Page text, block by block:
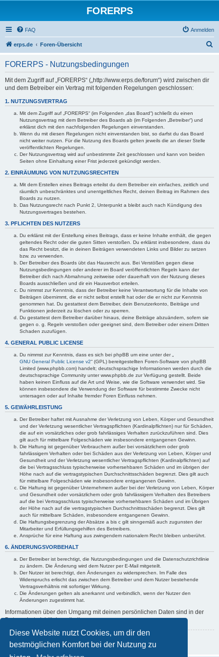
Diese Website nutzt Cookies, um dir den
bestmöglichen Komfort bei der Nutzung zu
FORERPS
FAQ Anmelden
erps.de Foren-Übersicht
FORERPS - Nutzungsbedingungen
Mit dem Zugriff auf „FORERPS“ („http://www.erps.de/forum“) wird zwischen dir
und dem Betreiber ein Vertrag mit folgenden Regelungen geschlossen:
1. NUTZUNGSVERTRAG
Mit dem Zugriff auf „FORERPS“ (im Folgenden „das Board“) schließt du einen
Nutzungsvertrag mit dem Betreiber des Boards ab (im Folgenden „Betreiber“) und
erklärst dich mit den nachfolgenden Regelungen einverstanden.
Wenn du mit diesen Regelungen nicht einverstanden bist, so darfst du das Board
nicht weiter nutzen. Für die Nutzung des Boards gelten jeweils die an dieser Stelle
veröffentlichten Regelungen.
Der Nutzungsvertrag wird auf unbestimmte Zeit geschlossen und kann von beiden
Seiten ohne Einhaltung einer Frist jederzeit gekündigt werden.
2. EINRÄUMUNG VON NUTZUNGSRECHTEN
Mit dem Erstellen eines Beitrags erteilst du dem Betreiber ein einfaches, zeitlich und
räumlich unbeschränktes und unentgeltliches Recht, deinen Beitrag im Rahmen des
Boards zu nutzen.
Das Nutzungsrecht nach Punkt 2, Unterpunkt a bleibt auch nach Kündigung des
Nutzungsvertrages bestehen.
3. PFLICHTEN DES NUTZERS
Du erklärst mit der Erstellung eines Beitrags, dass er keine Inhalte enthält, die gegen
geltendes Recht oder die guten Sitten verstoßen. Du erklärst insbesondere, dass du
das Recht besitzt, die in deinen Beiträgen verwendeten Links und Bilder zu setzen
bzw. zu verwenden.
Der Betreiber des Boards übt das Hausrecht aus. Bei Verstößen gegen diese
Nutzungsbedingungen oder anderer im Board veröffentlichten Regeln kann der
Betreiber dich nach Abmahnung zeitweise oder dauerhaft von der Nutzung dieses
Boards ausschließen und dir ein Hausverbot erteilen.
Du nimmst zur Kenntnis, dass der Betreiber keine Verantwortung für die Inhalte von
Beiträgen übernimmt, die er nicht selbst erstellt hat oder die er nicht zur Kenntnis
genommen hat. Du gestattest dem Betreiber, dein Benutzerkonto, Beiträge und
Funktionen jederzeit zu löschen oder zu sperren.
Du gestattest dem Betreiber darüber hinaus, deine Beiträge abzuändern, sofern sie
gegen o. g. Regeln verstoßen oder geeignet sind, dem Betreiber oder einem Dritten
Schaden zuzufügen.
4. GENERAL PUBLIC LICENSE
Du nimmst zur Kenntnis, dass es sich bei phpBB um eine unter der „
GNU General Public License v2“ (GPL) bereitgestellten Foren-Software von phpBB
Limited (www.phpbb.com) handelt; deutschsprachige Informationen werden durch die
deutschsprachige Community unter www.phpbb.de zur Verfügung gestellt. Beide
haben keinen Einfluss auf die Art und Weise, wie die Software verwendet wird. Sie
können insbesondere die Verwendung der Software für bestimmte Zwecke nicht
untersagen oder auf Inhalte fremder Foren Einfluss nehmen.
5. GEWÄHRLEISTUNG
Der Betreiber haftet mit Ausnahme der Verletzung von Leben, Körper und Gesundheit
und der Verletzung wesentlicher Vertragspflichten (Kardinalpflichten) nur für Schäden,
die auf ein vorsätzliches oder grob fahrlässiges Verhalten zurückzuführen sind. Dies
gilt auch für mittelbare Folgeschäden wie insbesondere entgangenen Gewinn.
Die Haftung ist gegenüber Verbrauchern außer bei vorsätzlichem oder grob
fahrlässigem Verhalten oder bei Schäden aus der Verletzung von Leben, Körper und
Gesundheit und der Verletzung wesentlicher Vertragspflichten (Kardinalpflichten) auf
die bei Vertragsschluss typischerweise vorhersehbaren Schäden und im übrigen der
Höhe nach auf die vertragstypischen Durchschnittsschäden begrenzt. Dies gilt auch
für mittelbare Folgeschäden wie insbesondere entgangenen Gewinn.
Die Haftung ist gegenüber Unternehmern außer bei der Verletzung von Leben, Körper
und Gesundheit oder vorsätzlichem oder grob fahrlässigem Verhalten des Betreibers
auf die bei Vertragsschluss typischerweise vorhersehbaren Schäden und im Übrigen
der Höhe nach auf die vertragstypischen Durchschnittsschäden begrenzt. Dies gilt
auch für mittelbare Schäden, insbesondere entgangenen Gewinn.
Die Haftungsbegrenzung der Absätze a bis c gilt sinngemäß auch zugunsten der
Mitarbeiter und Erfüllungsgehilfen des Betreibers.
Ansprüche für eine Haftung aus zwingendem nationalem Recht bleiben unberührt.
6. ÄNDERUNGSVORBEHALT
Der Betreiber ist berechtigt, die Nutzungsbedingungen und die Datenschutzrichtlinie
zu ändern. Die Änderung wird dem Nutzer per E-Mail mitgeteilt.
Der Nutzer ist berechtigt, den Änderungen zu widersprechen. Im Falle des
Widerspruchs erlischt das zwischen dem Betreiber und dem Nutzer bestehende
Vertragsverhältnis mit sofortiger Wirkung.
Die Änderungen gelten als anerkannt und verbindlich, wenn der Nutzer den
Änderungen zugestimmt hat.
Informationen über den Umgang mit deinen persönlichen Daten sind in der
Datenschutzrichtlinie enthalten.
Zurück zur vorherigen Seite